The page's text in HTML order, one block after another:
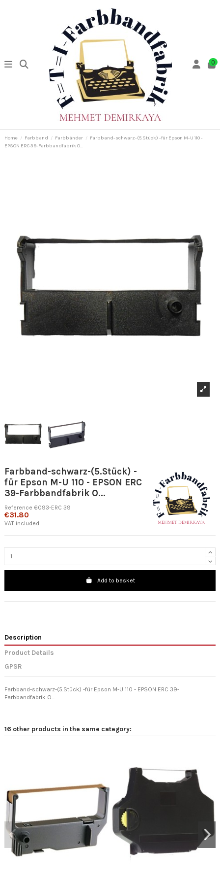
0
Home Farbband Farbbänder
Farbband-schwarz-(5.Stück) -für Epson M-U 110 -
EPSON ERC 39-Farbbandfabrik O...
Farbband-schwarz-(5.Stück) -
für Epson M-U 110 - EPSON ERC
39-Farbbandfabrik O...
Reference 6093-ERC 39
€31.80
VAT included
Add to basket
Description
Product Details
GPSR
Farbband-schwarz-(5.Stück) -für Epson M-U 110 - EPSON ERC 39-
Farbbandfabrik O...
16 other products in the same category: